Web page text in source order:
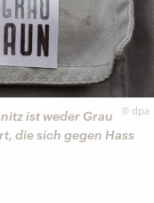
© dpa
ist weder Grau
die sich gegen Hass